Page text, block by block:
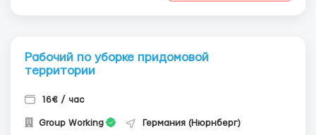
Рабочий по уборке придомовой
территории
16€ / час
Group Working Германия (Нюрнберг)